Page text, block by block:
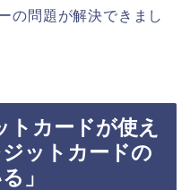
の問題が解決できまし
カードが使え
ットカードの
」